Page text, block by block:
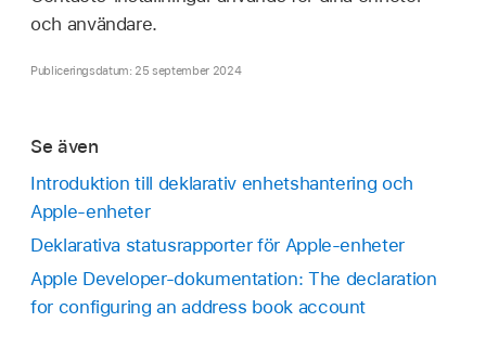
och användare.
Publiceringsdatum: 25 september 2024
Se även
Introduktion till deklarativ enhetshantering och
Apple-enheter
Deklarativa statusrapporter för Apple-enheter
Apple Developer-dokumentation: The declaration
for configuring an address book account